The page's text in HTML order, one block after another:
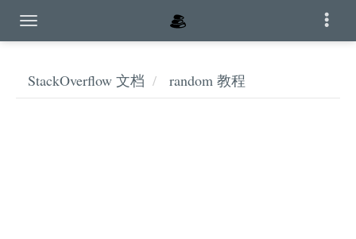
StackOverflow 文档 random 教程